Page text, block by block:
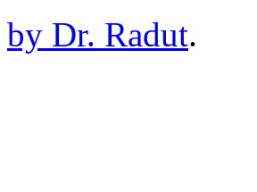
by Dr. Radut.